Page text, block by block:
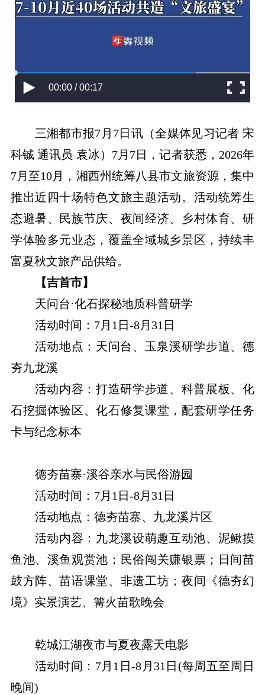
00:00 / 00:17
三湘都市报7月7日讯（全媒体见习记者 宋
科铖 通讯员 袁冰）7月7日，记者获悉，2026年
7月至10月，湘西州统筹八县市文旅资源，集中
推出近四十场特色文旅主题活动。活动统筹生
态避暑、民族节庆、夜间经济、乡村体育、研
学体验多元业态，覆盖全域城乡景区，持续丰
富夏秋文旅产品供给。
【吉首市】
天问台·化石探秘地质科普研学
活动时间：7月1日-8月31日
活动地点：天问台、玉泉溪研学步道、德
夯九龙溪
活动内容：打造研学步道、科普展板、化
石挖掘体验区、化石修复课堂，配套研学任务
卡与纪念标本
德夯苗寨·溪谷亲水与民俗游园
活动时间：7月1日-8月31日
活动地点：德夯苗寨、九龙溪片区
活动内容：九龙溪设萌趣互动池、泥鳅摸
鱼池、溪鱼观赏池；民俗闯关赚银票；日间苗
鼓方阵、苗语课堂、非遗工坊；夜间《德夯幻
境》实景演艺、篝火苗歌晚会
乾城江湖夜市与夏夜露天电影
活动时间：7月1日-8月31日(每周五至周日
晚间)